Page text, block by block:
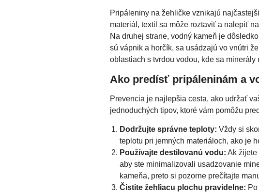
Pripáleniny na žehličke vznikajú
materiál, textil sa môže roztaviť a nalepiť
Na druhej strane, vodný kameň je
sú vápnik a horčík, sa usádzajú vo vnútri
oblastiach s tvrdou vodou, kde sa minerály
Ako predísť pripáleninám a
Prevencia je najlepšia cesta, ako udržať
jednoduchých tipov, ktoré vám pomôžu
Dodržujte správne teploty: Vždy si
teplotu pri jemných materiáloch, ako je
Používajte destilovanú vodu: Ak žijete
aby ste minimalizovali usadzovanie
kameňa, preto si pozorne prečítajte
Čistite žehliacu plochu pravidelne: